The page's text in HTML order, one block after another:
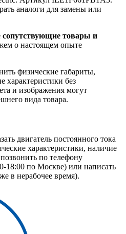
аналоги для замены или
сопутствующие товары и
о настоящем опыте
физические габариты,
характеристики без
и изображения могут
вида товара.
двигатель постоянного тока
характеристики, наличие
по телефону
18:00 по Москве) или написать
в нерабочее время).